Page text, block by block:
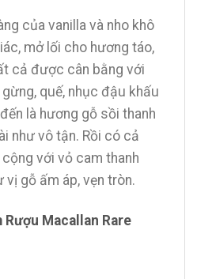
của vanilla và nho khô
mở lối cho hương táo,
cả được cân bằng với
quế, nhục đậu khấu
là hương gỗ sồi thanh
như vô tận. Rồi có cả
với vỏ cam thanh
vị gỗ ấm áp, vẹn tròn.
Macallan Rare